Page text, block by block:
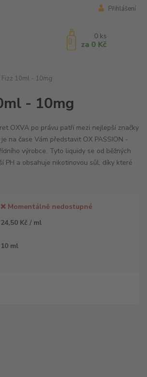
Přihlášení
0 ks
za 0 Kč
Fizz 10ml - 10mg
- 10mg
OXVA po právu patří mezi nejlepší značky
na čase Vám představit OX PASSION -
výrobce. Tyto liquidy se od běžných
PH a obsahuje nikotinovou sůl, díky které
❌ Momentálně nedostupné
24,50 Kč / ml
10 ml